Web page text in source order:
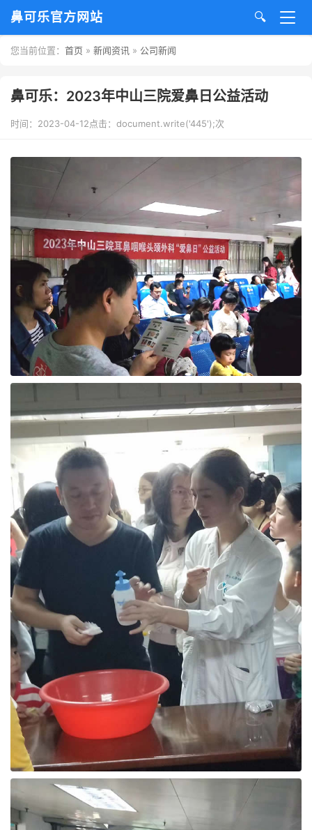
鼻可乐官方网站 🔍
网站首页
关于鼻可乐
新闻资讯
鼻可乐产品
荣誉展示
临床研究
联系我们
防伪查询
您当前位置： 首页 » 新闻资讯 » 公司新闻
鼻可乐：2023年中山三院爱鼻日公益活动
时间：2023-04-12点击： document.write('445');次